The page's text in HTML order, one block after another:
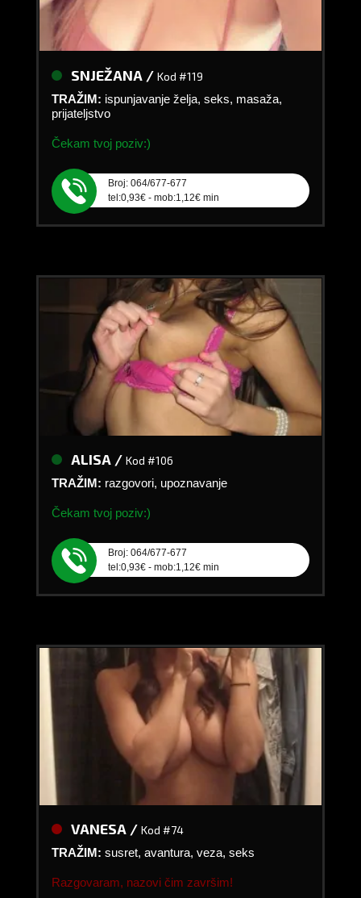
SNJEŽANA / Kod #119
TRAŽIM: ispunjavanje želja, seks, masaža,
prijateljstvo
Čekam tvoj poziv:)
Broj: 064/677-677
tel:0,93€ - mob:1,12€ min
ALISA / Kod #106
TRAŽIM: razgovori, upoznavanje
Čekam tvoj poziv:)
Broj: 064/677-677
tel:0,93€ - mob:1,12€ min
VANESA / Kod #74
TRAŽIM: susret, avantura, veza, seks
Razgovaram, nazovi čim završim!